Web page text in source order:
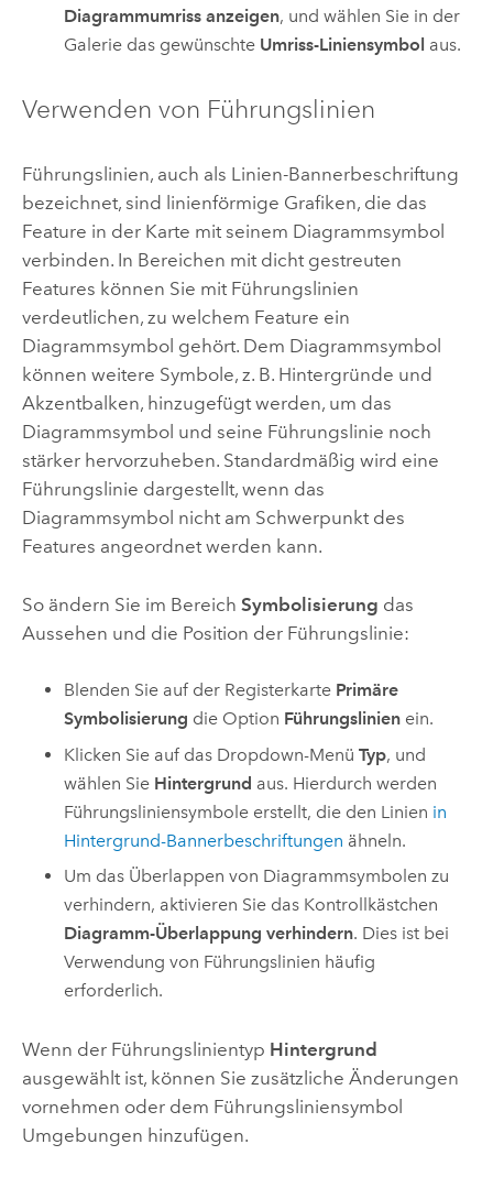
Diagrammumriss anzeigen, und wählen Sie in der
Galerie das gewünschte Umriss-Liniensymbol aus.
Verwenden von Führungslinien
Führungslinien, auch als Linien-Bannerbeschriftung
bezeichnet, sind linienförmige Grafiken, die das
Feature in der Karte mit seinem Diagrammsymbol
verbinden. In Bereichen mit dicht gestreuten
Features können Sie mit Führungslinien
verdeutlichen, zu welchem Feature ein
Diagrammsymbol gehört. Dem Diagrammsymbol
können weitere Symbole, z. B. Hintergründe und
Akzentbalken, hinzugefügt werden, um das
Diagrammsymbol und seine Führungslinie noch
stärker hervorzuheben. Standardmäßig wird eine
Führungslinie dargestellt, wenn das
Diagrammsymbol nicht am Schwerpunkt des
Features angeordnet werden kann.
So ändern Sie im Bereich Symbolisierung das
Aussehen und die Position der Führungslinie:
Blenden Sie auf der Registerkarte Primäre
Symbolisierung die Option Führungslinien ein.
Klicken Sie auf das Dropdown-MenüTyp, und
wählen Sie Hintergrund aus. Hierdurch werden
Führungsliniensymbole erstellt, die den Linien in
Hintergrund-Bannerbeschriftungen ähneln.
Um das Überlappen von Diagrammsymbolen zu
verhindern, aktivieren Sie das Kontrollkästchen
Diagramm-Überlappung verhindern. Dies ist bei
Verwendung von Führungslinien häufig
erforderlich.
Wenn der Führungslinientyp Hintergrund
ausgewählt ist, können Sie zusätzliche Änderungen
vornehmen oder dem Führungsliniensymbol
Umgebungen hinzufügen.